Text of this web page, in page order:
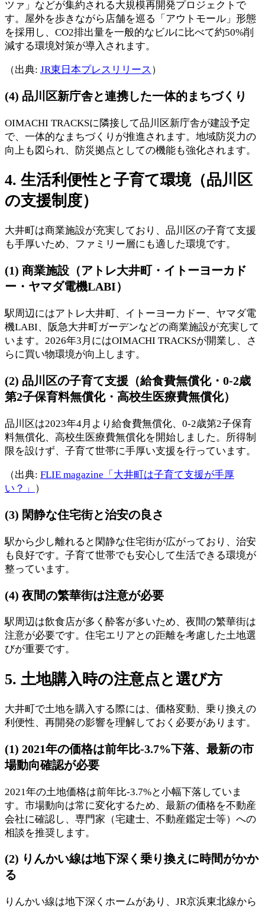
ツァ」などが集約される大規模再開発プロジェクトで
す。屋外を歩きながら店舗を巡る「アウトモール」形態
を採用し、CO2排出量を一般的なビルに比べて約50%削
減する環境対策が導入されます。
（出典: JR東日本プレスリリース ）
(4) 品川区新庁舎と連携した一体的まちづくり
OIMACHI TRACKSに隣接して品川区新庁舎が建設予定
で、一体的なまちづくりが推進されます。地域防災力の
向上も図られ、防災拠点としての機能も強化されます。
4. 生活利便性と子育て環境（品川区
の支援制度）
大井町は商業施設が充実しており、品川区の子育て支援
も手厚いため、ファミリー層にも適した環境です。
(1) 商業施設（アトレ大井町・イトーヨーカド
ー・ヤマダ電機LABI）
駅周辺にはアトレ大井町、イトーヨーカドー、ヤマダ電
機LABI、阪急大井町ガーデンなどの商業施設が充実して
います。2026年3月にはOIMACHI TRACKSが開業し、さ
らに買い物環境が向上します。
(2) 品川区の子育て支援（給食費無償化・0-2歳
第2子保育料無償化・高校生医療費無償化）
品川区は2023年4月より給食費無償化、0-2歳第2子保育
料無償化、高校生医療費無償化を開始しました。所得制
限を設けず、子育て世帯に手厚い支援を行っています。
（出典: FLIE magazine「大井町は子育て支援が手厚
い？」
）
(3) 閑静な住宅街と治安の良さ
駅から少し離れると閑静な住宅街が広がっており、治安
も良好です。子育て世帯でも安心して生活できる環境が
整っています。
(4) 夜間の繁華街は注意が必要
駅周辺は飲食店が多く酔客が多いため、夜間の繁華街は
注意が必要です。住宅エリアとの距離を考慮した土地選
びが重要です。
5. 土地購入時の注意点と選び方
大井町で土地を購入する際には、価格変動、乗り換えの
利便性、再開発の影響を理解しておく必要があります。
(1) 2021年の価格は前年比-3.7%下落、最新の市
場動向確認が必要
2021年の土地価格は前年比-3.7%と小幅下落していま
す。市場動向は常に変化するため、最新の価格を不動産
会社に確認し、専門家（宅建士、不動産鑑定士等）への
相談を推奨します。
(2) りんかい線は地下深く乗り換えに時間がかか
る
りんかい線は地下深くホームがあり、JR京浜東北線から